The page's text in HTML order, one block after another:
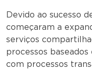
Devido ao sucesso
começaram a
serviços
processos
com processos